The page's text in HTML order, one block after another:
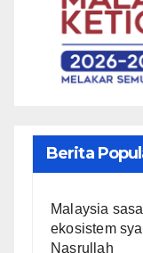
Berita
Malaysia
ekosistem
Nasrullah